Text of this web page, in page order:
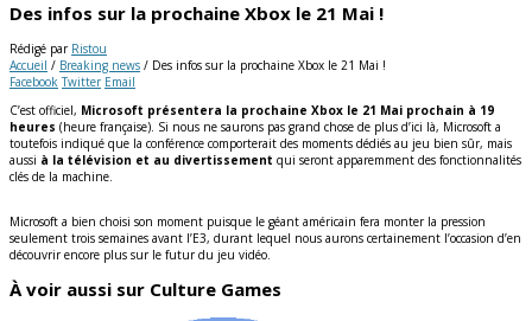
Des infos sur la prochaine Xbox le 21 Mai !
Rédigé par Ristou
Accueil / Breaking news / Des infos sur la prochaine Xbox le 21 Mai !
Facebook Twitter Email
C’est officiel, Microsoft présentera la prochaine Xbox le 21 Mai prochain à 19
heures (heure française). Si nous ne saurons pas grand chose de plus d’ici là, Microsoft a
toutefois indiqué que la conférence comporterait des moments dédiés au jeu bien sûr, mais
aussi à la télévision et au divertissement qui seront apparemment des fonctionnalités
clés de la machine.
Microsoft a bien choisi son moment puisque le géant américain fera monter la pression
seulement trois semaines avant l’E3, durant lequel nous aurons certainement l’occasion d’en
découvrir encore plus sur le futur du jeu vidéo.
À voir aussi sur Culture Games